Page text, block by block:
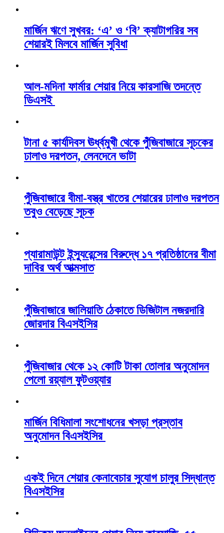
মার্জিন ঋণে সুখবর: ‘এ’ ও ‘বি’ ক্যাটাগরির সব
শেয়ারই মিলবে মার্জিন সুবিধা
আল-মদিনা ফার্মার শেয়ার নিয়ে কারসাজি তদন্তে
ডিএসই
টানা ৫ কার্যদিবস ঊর্ধ্বমুখী থেকে পুঁজিবাজারে সূচকের
ঢালাও দরপতন, লেনদেনে ভাটা
পুঁজিবাজারে বীমা-বস্ত্র খাতের শেয়ারের ঢালাও দরপতন
তবুও বেড়েছে সূচক
প্যারামাউন্ট ইন্স্যুরেন্সের বিরুদ্ধে ১৭ প্রতিষ্ঠানের বীমা
দাবির অর্থ আত্মসাত
পুঁজিবাজারে জালিয়াতি ঠেকাতে ডিজিটাল নজরদারি
জোরদার বিএসইসির
পুঁজিবাজার থেকে ১২ কোটি টাকা তোলার অনুমোদন
পেলো রয়্যাল ফুটওয়্যার
মার্জিন বিধিমালা সংশোধনের খসড়া প্রস্তাব
অনুমোদন বিএসইসির
একই দিনে শেয়ার কেনাবেচার সুযোগ চালুর সিদ্ধান্ত
বিএসইসির